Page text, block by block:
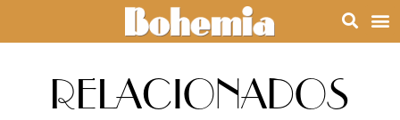
RELACIONADOS